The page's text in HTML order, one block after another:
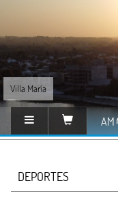
Villa María
AM
DEPORTES